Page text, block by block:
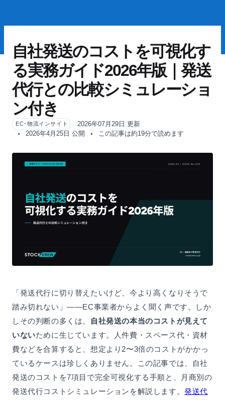
自社発送のコストを可視化す
る実務ガイド2026年版｜発送
代行との比較シミュレーショ
ン付き
EC･物流インサイト
2026年07月29日 更新
2026年4月25日 公開
この記事は約19分で読めます
「発送代行に切り替えたいけど、今より高くなりそうで
踏み切れない」——EC事業者からよく聞く声です。しか
しその判断の多くは、
自社発送の本当のコストが見えて
いないために生じています。人件費・スペース代・資材
費などを合算すると、想定より2〜3倍のコストがかかっ
ているケースは珍しくありません。この記事では、自社
発送のコストを7項目で完全可視化する手順と、月商別の
発送代行コストシミュレーションを解説します。発送代